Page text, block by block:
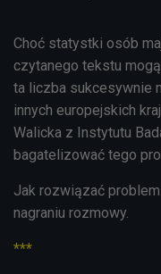
Choć statystki osób
czytanego tekstu
ta liczba sukcesywnie
innych europejskich
Walicka z Instytutu
bagatelizować tego
Jak rozwiązać
nagraniu rozmowy.
***